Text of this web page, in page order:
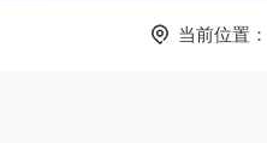
当前位置：